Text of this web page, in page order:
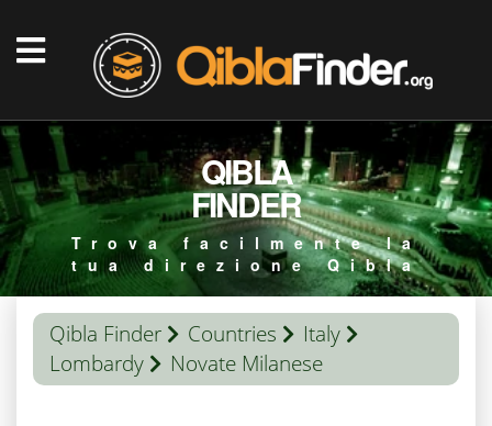
QIBLA
FINDER
Trova facilmente la
tua direzione Qibla
Qibla Finder Countries
Italy
Lombardy
Novate Milanese